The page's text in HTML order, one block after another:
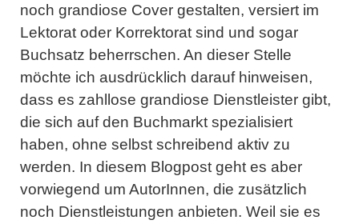
noch grandiose Cover gestalten, versiert im
Lektorat oder Korrektorat sind und sogar
Buchsatz beherrschen. An dieser Stelle
möchte ich ausdrücklich darauf hinweisen,
dass es zahllose grandiose Dienstleister gibt,
die sich auf den Buchmarkt spezialisiert
haben, ohne selbst schreibend aktiv zu
werden. In diesem Blogpost geht es aber
vorwiegend um AutorInnen, die zusätzlich
noch Dienstleistungen anbieten. Weil sie es